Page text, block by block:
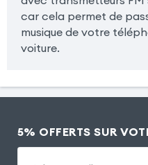
car cela permet de
musique de votre
voiture.
5% OFFERTS SUR